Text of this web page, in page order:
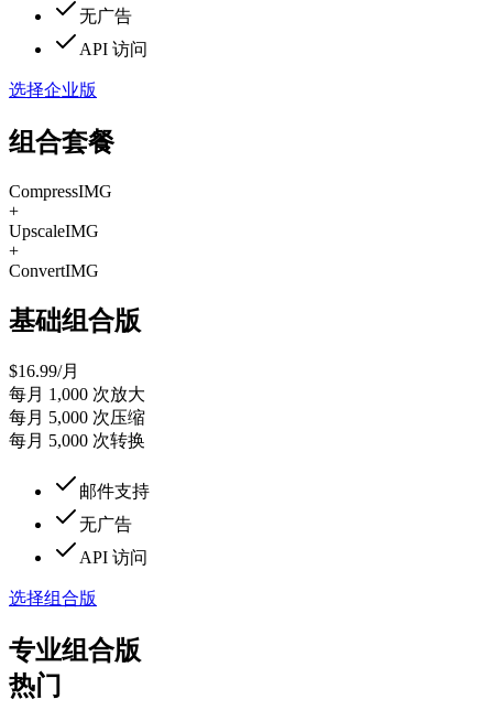
无广告
API 访问
选择企业版
组合套餐
CompressIMG
+
UpscaleIMG
+
ConvertIMG
基础组合版
$16.99/月
每月 1,000 次放大
每月 5,000 次压缩
每月 5,000 次转换
邮件支持
无广告
API 访问
选择组合版
专业组合版
热门